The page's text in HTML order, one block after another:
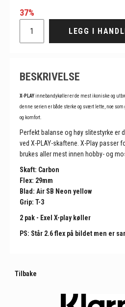
37%
LEGG I
BESKRIVELSE
X-PLAYinnebandykøller er de mest ikoniske og
denne serien er både sterke og svært lette, noe
og komfort.
Perfekt balanse og høy slitestyrke er
ved X-PLAY-skaftene. X-Play passer
brukes aller mest innen hobby- og
Skaft: Carbon
Flex: 29mm
Blad: Air SB Neon yellow
Grip: T-3
2 pak - Exel X-play køller
PS: Står 2.6 flex på bildet men er
Tilbake